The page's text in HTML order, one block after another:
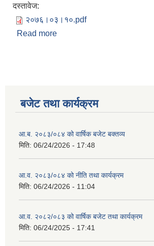
दस्तावेज:
२०७६।०३।१०.pdf
Read more
बजेट तथा कार्यक्रम
आ.ब. २०८३/०८४ को वार्षिक बजेट बक्तव्य
मिति: 06/24/2026 - 17:48
आ.व. २०८३/०८४ को नीति तथा कार्यक्रम
मिति: 06/24/2026 - 11:04
आ.व. २०८२/०८३ को वार्षिक बजेट तथा कार्यक्रम
मिति: 06/24/2025 - 17:41